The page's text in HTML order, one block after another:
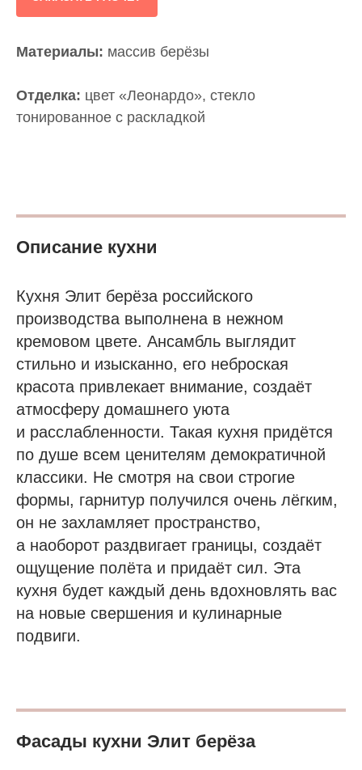
Материалы: массив берёзы
Отделка: цвет «Леонардо», стекло
тонированное с раскладкой
Описание кухни
Кухня Элит берёза российского
производства выполнена в нежном
кремовом цвете. Ансамбль выглядит
стильно и изысканно, его неброская
красота привлекает внимание, создаёт
атмосферу домашнего уюта
и расслабленности. Такая кухня придётся
по душе всем ценителям демократичной
классики. Не смотря на свои строгие
формы, гарнитур получился очень лёгким,
он не захламляет пространство,
а наоборот раздвигает границы, создаёт
ощущение полёта и придаёт сил. Эта
кухня будет каждый день вдохновлять вас
на новые свершения и кулинарные
подвиги.
Фасады кухни Элит берёза